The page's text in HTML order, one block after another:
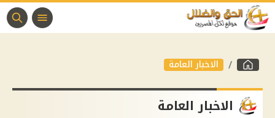
الاخبار العامة
الاخبار العامة